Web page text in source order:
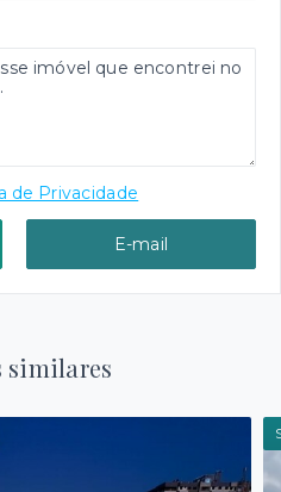
de Privacidade
E-mail
similares